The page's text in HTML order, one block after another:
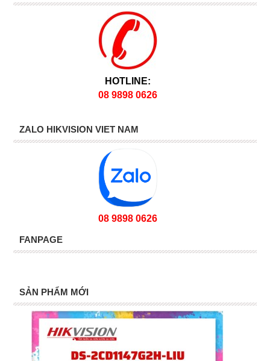
HOTLINE:
08 9898 0626
ZALO HIKVISION VIET NAM
08 9898 0626
FANPAGE
SẢN PHẨM MỚI